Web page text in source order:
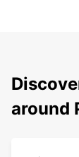
around